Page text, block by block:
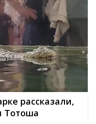
рассказали,
Тотоша